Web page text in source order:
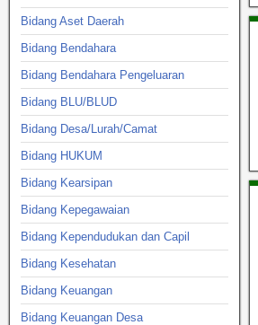
Bidang Aset Daerah
Bidang Bendahara
Bidang Bendahara Pengeluaran
Bidang BLU/BLUD
Bidang Desa/Lurah/Camat
Bidang HUKUM
Bidang Kearsipan
Bidang Kepegawaian
Bidang Kependudukan dan Capil
Bidang Kesehatan
Bidang Keuangan
Bidang Keuangan Desa